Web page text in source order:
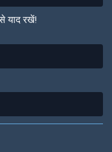
याद रखें!